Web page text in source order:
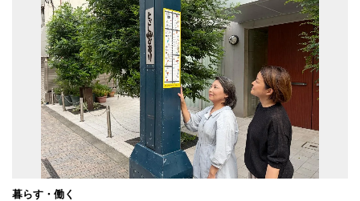
暮らす・働く